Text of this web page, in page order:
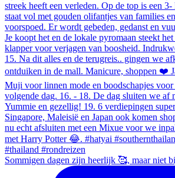
Sommigen dagen zijn heerlijk 🥰, maar niet